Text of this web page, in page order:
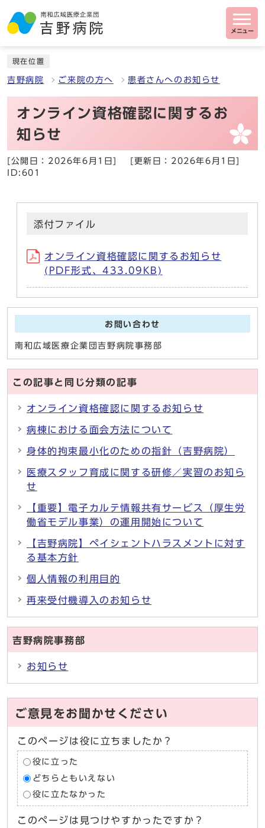
メニュー
現在位置
吉野病院 ご来院の方へ 患者さんへのお知らせ
オンライン資格確認に関するお
知らせ
[公開日：2026年6月1日]
[更新日：2026年6月1日]
ID:601
添付ファイル
オンライン資格確認に関するお知らせ
(PDF形式、433.09KB)
お問い合わせ
南和広域医療企業団吉野病院事務部
この記事と同じ分類の記事
オンライン資格確認に関するお知らせ
病棟における面会方法について
身体的拘束最小化のための指針（吉野病院）
医療スタッフ育成に関する研修／実習のお知ら
せ
【重要】電子カルテ情報共有サービス（厚生労
働省モデル事業）の運用開始について
【吉野病院】ペイシェントハラスメントに対す
る基本方針
個人情報の利用目的
再来受付機導入のお知らせ
吉野病院事務部
お知らせ
ご意見をお聞かせください
このページは役に立ちましたか？
役に立った
どちらともいえない
役に立たなかった
このページは見つけやすかったですか？